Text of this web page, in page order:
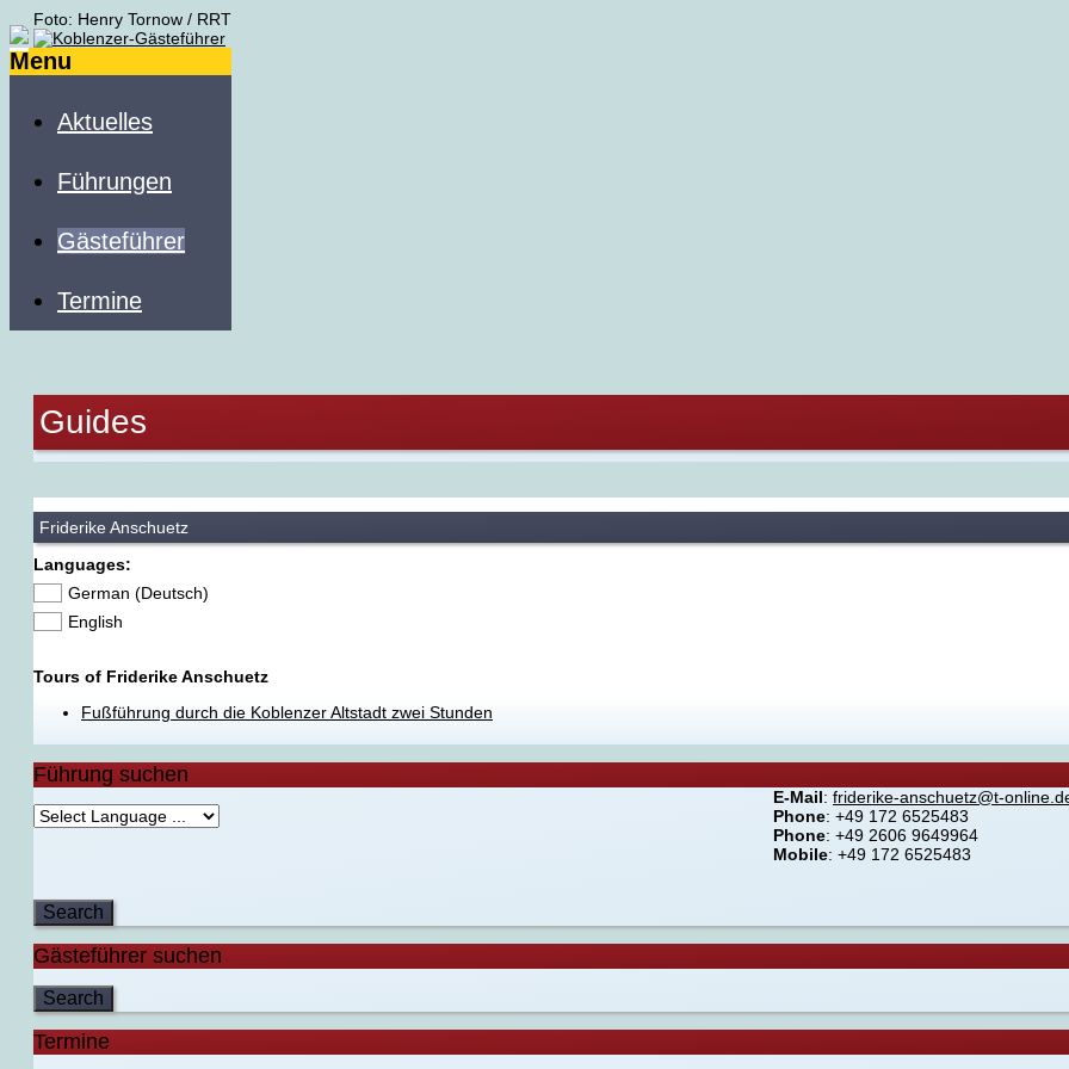
Foto: Henry Tornow / RRT
Menu
Aktuelles
Führungen
Gästeführer
Termine
Guides
Friderike Anschuetz
Languages:
German (Deutsch)
English
Tours of Friderike Anschuetz
Fußführung durch die Koblenzer Altstadt zwei Stunden
E-Mail: friderike-anschuetz@t-
Phone: +49 172 6525483
Phone: +49 2606 9649964
Mobile: +49 172 6525483
Führung suchen
Gästeführer suchen
Termine